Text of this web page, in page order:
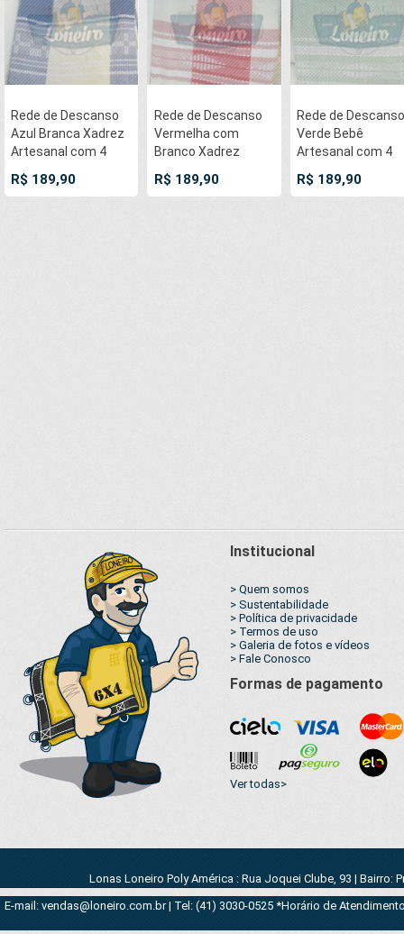
Rede de Descanso
Azul Branca Xadrez
Artesanal com 4
Pernambucana
R$ 189,90
Rede de Descanso
Vermelha com
Branco Xadrez
metros Casal -
R$ 189,90
Rede de Descanso
Verde Bebê
Artesanal com 4
Pernambucana
R$ 189,90
Institucional
> Quem somos
> Sustentabilidade
> Política de privacidade
> Termos de uso
> Galeria de fotos e vídeos
> Fale Conosco
Formas de pagamento
Ver todas>
Lonas Loneiro Poly América : Rua Joquei Clube, 93 | Bairro:
E-mail: vendas@loneiro.com.br | Tel: (41) 3030-0525 *Horário de